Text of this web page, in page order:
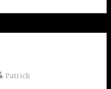
Patrick